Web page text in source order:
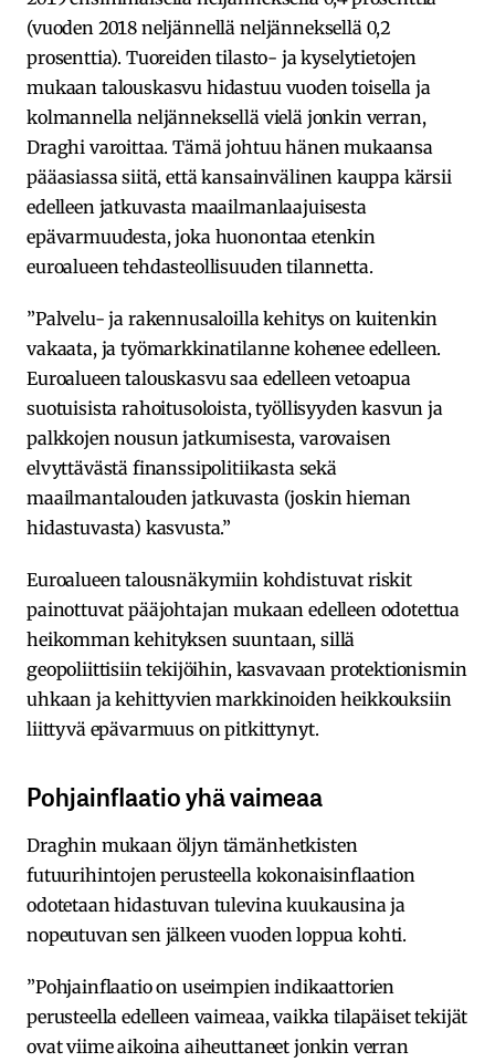
(vuoden 2018 neljännellä neljänneksellä 0,2
prosenttia). Tuoreiden tilasto- ja kyselytietojen
mukaan talouskasvu hidastuu vuoden toisella ja
kolmannella neljänneksellä vielä jonkin verran,
Draghi varoittaa. Tämä johtuu hänen mukaansa
pääasiassa siitä, että kansainvälinen kauppa kärsii
edelleen jatkuvasta maailmanlaajuisesta
epävarmuudesta, joka huonontaa etenkin
euroalueen tehdasteollisuuden tilannetta.
”Palvelu- ja rakennusaloilla kehitys on kuitenkin
vakaata, ja työmarkkinatilanne kohenee edelleen.
Euroalueen talouskasvu saa edelleen vetoapua
suotuisista rahoitusoloista, työllisyyden kasvun ja
palkkojen nousun jatkumisesta, varovaisen
elvyttävästä finanssipolitiikasta sekä
maailmantalouden jatkuvasta (joskin hieman
hidastuvasta) kasvusta.”
Euroalueen talousnäkymiin kohdistuvat riskit
painottuvat pääjohtajan mukaan edelleen odotettua
heikomman kehityksen suuntaan, sillä
geopoliittisiin tekijöihin, kasvavaan protektionismin
uhkaan ja kehittyvien markkinoiden heikkouksiin
liittyvä epävarmuus on pitkittynyt.
Pohjainflaatio yhä vaimeaa
Draghin mukaan öljyn tämänhetkisten
futuurihintojen perusteella kokonaisinflaation
odotetaan hidastuvan tulevina kuukausina ja
nopeutuvan sen jälkeen vuoden loppua kohti.
”Pohjainflaatio on useimpien indikaattorien
perusteella edelleen vaimeaa, vaikka tilapäiset tekijät
ovat viime aikoina aiheuttaneet jonkin verran